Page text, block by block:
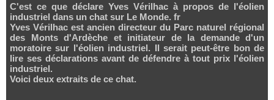
C'est ce que déclare Yves Vérilhac à propos de l'éolien
industriel dans un chat sur Le Monde. fr
Yves Vérilhac est ancien directeur du Parc naturel régional
des Monts d'Ardèche et initiateur de la demande d'un
moratoire sur l'éolien industriel. Il serait peut-être bon de
lire ses déclarations avant de défendre à tout prix l'éolien
industriel.
Voici deux extraits de ce chat.